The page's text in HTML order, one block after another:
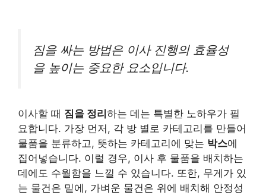
짐을 싸는 방법은 이사 진행의 효율성
을 높이는 중요한 요소입니다.
이사할 때 짐을 정리 하는 데는 특별한 노하우가 필
요합니다. 가장 먼저, 각 방 별로 카테고리를 만들어
물품을 분류하고, 뜻하는 카테고리에 맞는 박스에
집어넣습니다. 이럴 경우, 이사 후 물품을 배치하는
데에도 수월함을 느낄 수 있습니다. 또한, 무게가 있
는 물건은 밑에, 가벼운 물건은 위에 배치해 안정성